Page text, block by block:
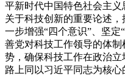
平新时代中国特色社会主
关于科技创新的重要论述
一步增强“四个意识”、坚定
善党对科技工作领导的体
势，确保科技工作在政治
路上同以习近平同志为核心